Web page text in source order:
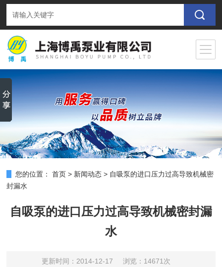
您的位置： 首页 > 新闻动态 > 自吸泵的进口压力过高导致机械密
封漏水
自吸泵的进口压力过高导致机械密封漏
水
更新时间：2014-12-17 浏览：14671次